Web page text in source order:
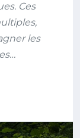
Ces
les